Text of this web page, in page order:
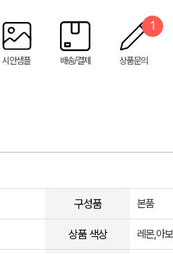
시안샘플 배송/결제 상품문의
1
구성품 본품
상품 색상 레몬,아